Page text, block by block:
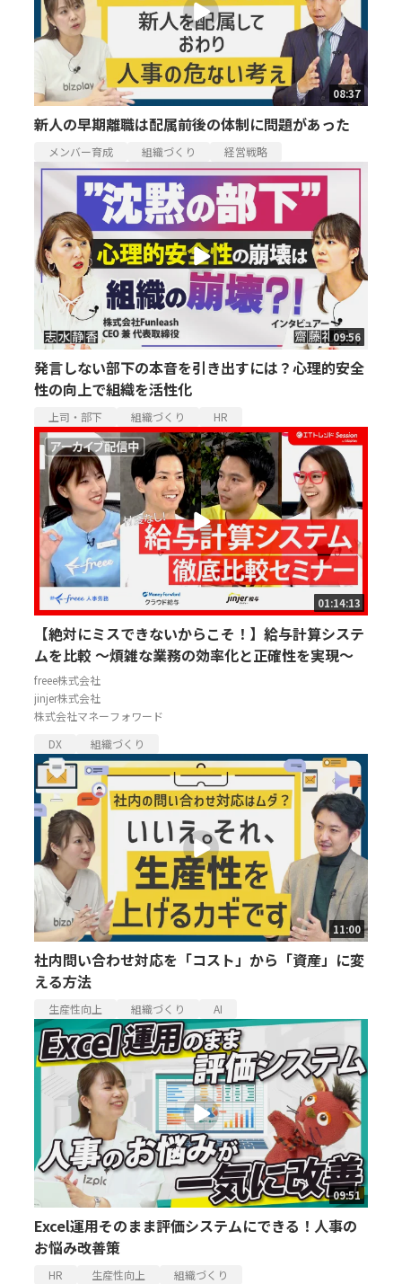
08:37
新人の早期離職は配属前後の体制に問題があった
メンバー育成 組織づくり 経営戦略
09:56
発言しない部下の本音を引き出すには？心理的安全
性の向上で組織を活性化
上司・部下 組織づくり HR
01:14:13
【絶対にミスできないからこそ！】給与計算システ
ムを比較 ～煩雑な業務の効率化と正確性を実現～
freee株式会社
jinjer株式会社
株式会社マネーフォワード
DX
組織づくり
11:00
社内問い合わせ対応を「コスト」から「資産」に変
える方法
生産性向上 組織づくり AI
09:51
Excel運用そのまま評価システムにできる！人事の
お悩み改善策
HR 生産性向上 組織づくり